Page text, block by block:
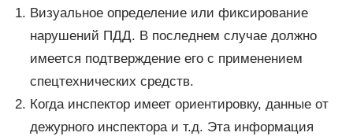
Визуальное определение или фиксирование
нарушений ПДД. В последнем случае должно
имеется подтверждение его с применением
спецтехнических средств.
Когда инспектор имеет ориентировку, данные от
дежурного инспектора и т.д. Эта информация